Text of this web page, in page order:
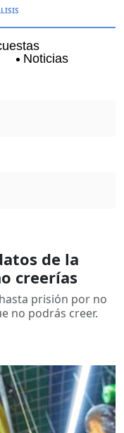
Noticias
de la
creerías
prisión por no
no podrás creer.